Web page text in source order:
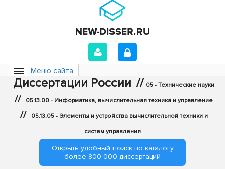
Меню сайта
Диссертации России // 05 - Технические науки
// 05.13.00 - Информатика, вычислительная техника и управление
// 05.13.05 - Элементы и устройства вычислительной техники и
систем управления
Открыть удобный поиск по каталогу
более 800 000 диссертаций